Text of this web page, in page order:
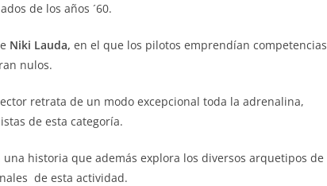
de los años ´60.
Niki Lauda, en el que los pilotos emprendían competencias
nulos.
retrata de un modo excepcional toda la adrenalina,
de esta categoría.
una historia que además explora los diversos arquetipos de
de esta actividad.